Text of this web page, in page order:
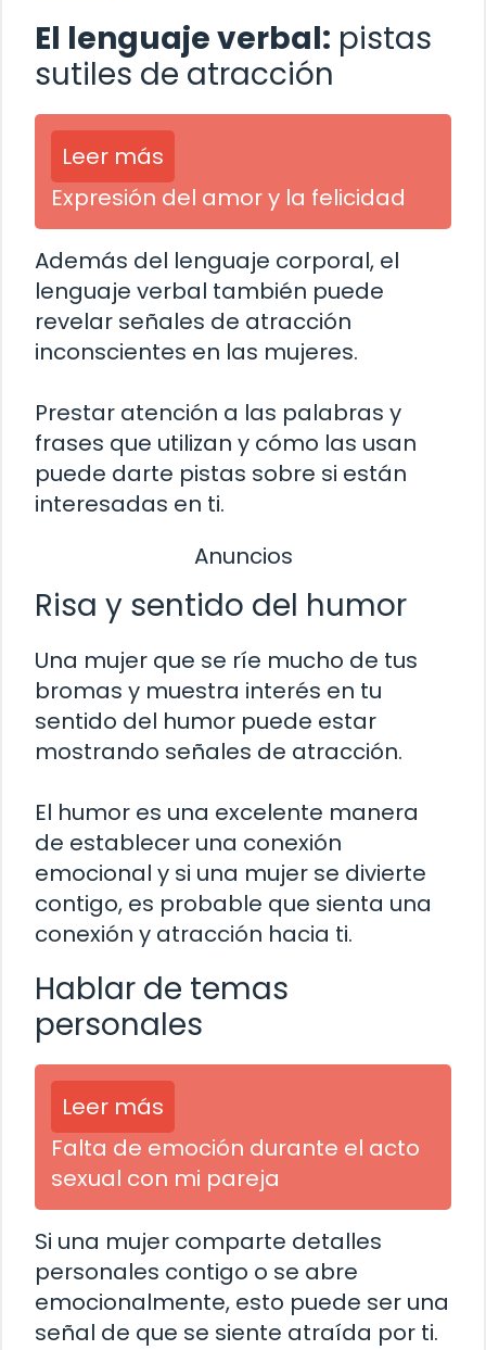
El lenguaje verbal: pistas
sutiles de atracción
Leer más
Expresión del amor y la felicidad
Además del lenguaje corporal, el
lenguaje verbal también puede
revelar señales de atracción
inconscientes en las mujeres.
Prestar atención a las palabras y
frases que utilizan y cómo las usan
puede darte pistas sobre si están
interesadas en ti.
Anuncios
Risa y sentido del humor
Una mujer que se ríe mucho de tus
bromas y muestra interés en tu
sentido del humor puede estar
mostrando señales de atracción.
El humor es una excelente manera
de establecer una conexión
emocional y si una mujer se divierte
contigo, es probable que sienta una
conexión y atracción hacia ti.
Hablar de temas
personales
Leer más
Falta de emoción durante el acto
sexual con mi pareja
Si una mujer comparte detalles
personales contigo o se abre
emocionalmente, esto puede ser una
señal de que se siente atraída por ti.